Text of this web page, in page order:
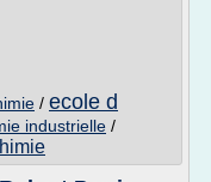
/ ecole d
industrielle /